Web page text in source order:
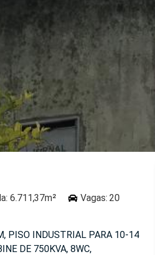
6.711,37m²
Vagas: 20
PISO INDUSTRIAL PARA 10-14
DE 750KVA, 8WC,